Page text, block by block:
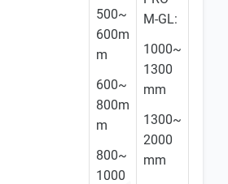
500~
600m
m
600~
800m
m
800~
1000
M-GL:
1000~
1300
mm
1300~
2000
mm